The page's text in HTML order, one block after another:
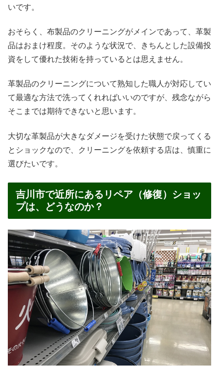
いです。
おそらく、布製品のクリーニングがメインであって、革製
品はおまけ程度。そのような状況で、きちんとした設備投
資をして優れた技術を持っているとは思えません。
革製品のクリーニングについて熟知した職人が対応してい
て最適な方法で洗ってくれればいいのですが、残念ながら
そこまでは期待できないと思います。
大切な革製品が大きなダメージを受けた状態で戻ってくる
とショックなので、クリーニングを依頼する店は、慎重に
選びたいです。
吉川市で近所にあるリペア（修復）ショッ
プは、どうなのか？